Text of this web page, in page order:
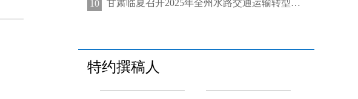
10 甘肃临夏召开2025年全州水路交通运输转型发展推进会
特约撰稿人